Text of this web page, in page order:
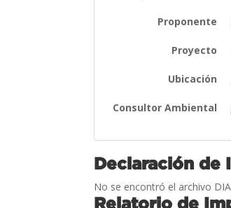
Proponente
Proyecto
Ubicación
Consultor Ambiental
Declaración de
No se encontró el archivo
Relatorio de